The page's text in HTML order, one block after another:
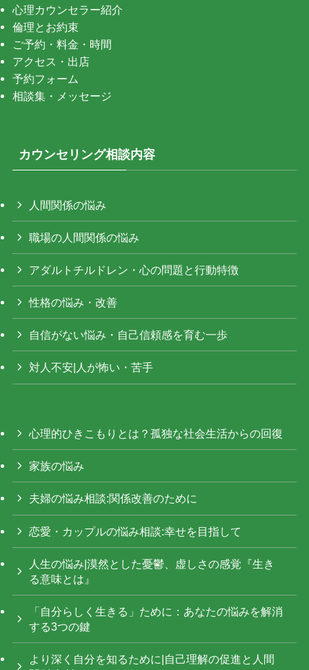
心理カウンセラー紹介
倫理とお約束
ご予約・料金・時間
アクセス・出店
予約フォーム
相談集・メッセージ
カウンセリング相談内容
人間関係の悩み
職場の人間関係の悩み
アダルトチルドレン・心の問題と行動特徴
性格の悩み・改善
自信がない悩み・自己信頼感を育む一歩
対人不安|人が怖い・苦手
心理的ひきこもりとは？孤独な社会生活からの回復
家族の悩み
夫婦の悩み相談:関係改善のために
恋愛・カップルの悩み相談:幸せを目指して
人生の悩み|漠然とした憂鬱、虚しさの感覚『生き
る意味とは』
「自分らしく生きる」ために：あなたの悩みを解消
する3つの鍵
より深く自分を知るために|自己理解の促進と人間